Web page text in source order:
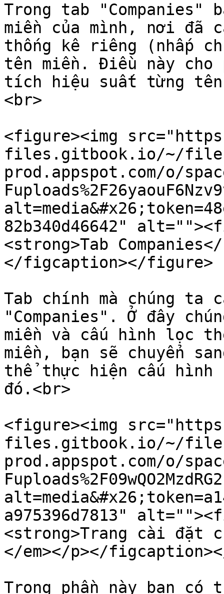
Trong tab "Companies"
miền của mình, nơi đã
thống kê riêng (nhấp
tên miền. Điều này cho
tích hiệu suất từng
<br>
<figure><img
files.gitbook.io/~/
prod.appspot.com/o/
82b340d46642"
<strong>Tab
</figcaption></figure>
Tab chính mà chúng ta
"Companies". Ở đây
miền và cấu hình lọc
miền, bạn sẽ chuyển
thể thực hiện cấu
đó.<br>
<figure><img
files.gitbook.io/~/
prod.appspot.com/o/
a975396d7813"
<strong>Trang cài đặt
</em></p></
Trong phần này bạn có